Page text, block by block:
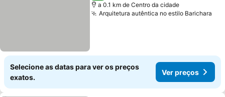
a 0.1 km de Centro da cidade
Arquitetura autêntica no estilo Barichara
Selecione as datas para ver os preços
exatos.
Ver preços